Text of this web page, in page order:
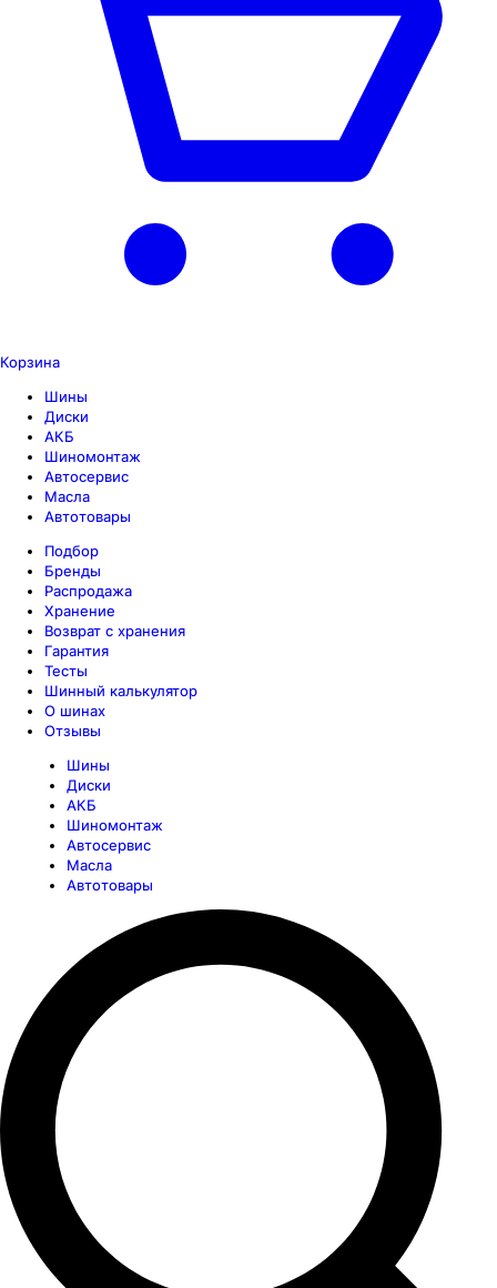
Корзина
Шины
Диски
АКБ
Шиномонтаж
Автосервис
Масла
Автотовары
Подбор
Бренды
Распродажа
Хранение
Возврат с хранения
Гарантия
Тесты
Шинный калькулятор
О шинах
Отзывы
Шины
Диски
АКБ
Шиномонтаж
Автосервис
Масла
Автотовары